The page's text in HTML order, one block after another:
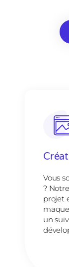
Vous
?
projet
un